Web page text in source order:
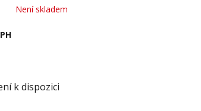
Není skladem
k dispozici